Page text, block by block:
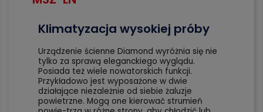
Klimatyzacja wysokiej próby
Urządzenie ścienne Diamond wyróżnia się nie
tylko za sprawą eleganckiego wyglądu.
Posiada też wiele nowatorskich funkcji.
Przykładowo jest wyposażone w dwie
działające niezależnie od siebie żaluzje
powietrzne. Mogą one kierować strumień